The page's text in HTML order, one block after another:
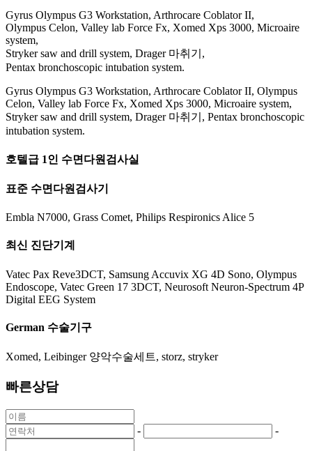
Gyrus Olympus G3 Workstation, Arthrocare Coblator II,
Olympus Celon, Valley lab Force Fx, Xomed Xps 3000, Microaire
system,
Stryker saw and drill system, Drager 마취기,
Pentax bronchoscopic intubation system.
Gyrus Olympus G3 Workstation, Arthrocare Coblator II, Olympus
Celon, Valley lab Force Fx, Xomed Xps 3000, Microaire system,
Stryker saw and drill system, Drager 마취기, Pentax bronchoscopic
intubation system.
호텔급 1인 수면다원검사실
표준 수면다원검사기
Embla N7000, Grass Comet, Philips Respironics Alice 5
최신 진단기계
Vatec Pax Reve3DCT, Samsung Accuvix XG 4D Sono, Olympus
Endoscope, Vatec Green 17 3DCT, Neurosoft Neuron-Spectrum 4P
Digital EEG System
German 수술기구
Xomed, Leibinger 양악수술세트, storz, stryker
빠른상담
- -